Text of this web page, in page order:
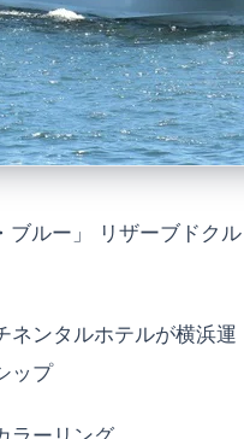
ブルー」 リザーブドクル
ネンタルホテルが横浜運
ップ